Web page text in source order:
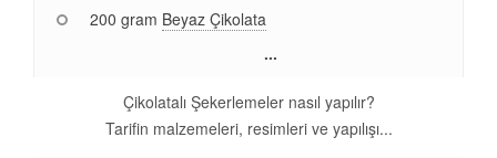
200 gram Beyaz Çikolata
...
Çikolatalı Şekerlemeler nasıl yapılır?
Tarifin malzemeleri, resimleri ve yapılışı...